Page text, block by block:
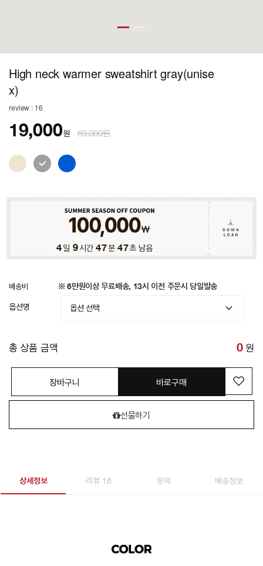
High neck warmer sweatshirt gray(unise
x)
review : 16
19,000원 69,000원
4일 9시간 47분 45초 남음
배송비 ※ 6만원이상 무료배송, 13시 이전 주문시 당일발송
옵션명
총 상품 금액 0 원
장바구니 바로구매
선물하기
상세정보 리뷰 16 문의 배송정보